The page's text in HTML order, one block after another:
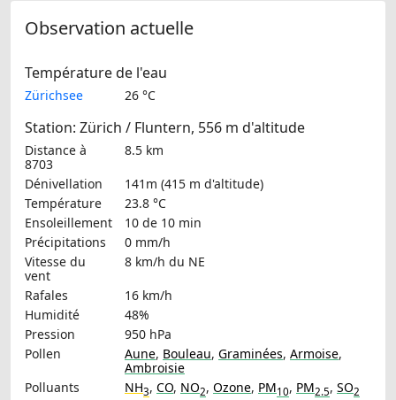
Observation actuelle
Température de l'eau
Zürichsee 26 °C
Station: Zürich / Fluntern, 556 m d'altitude
Distance à
8703
8.5 km
Dénivellation
141m (415 m d'altitude)
Température
23.8 °C
Ensoleillement
10 de 10 min
Précipitations
0 mm/h
Vitesse du
vent
8 km/h du NE
Rafales
16 km/h
Humidité
48%
Pression
950 hPa
Pollen
Aune, Bouleau, Graminées, Armoise,
Ambroisie
Polluants
NH3, CO, NO2, Ozone, PM10, PM2.5, SO2